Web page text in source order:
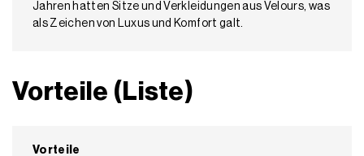
Jahren hatten Sitze und Verkleidungen aus Velours, was
als Zeichen von Luxus und Komfort galt.
Vorteile (Liste)
Vorteile